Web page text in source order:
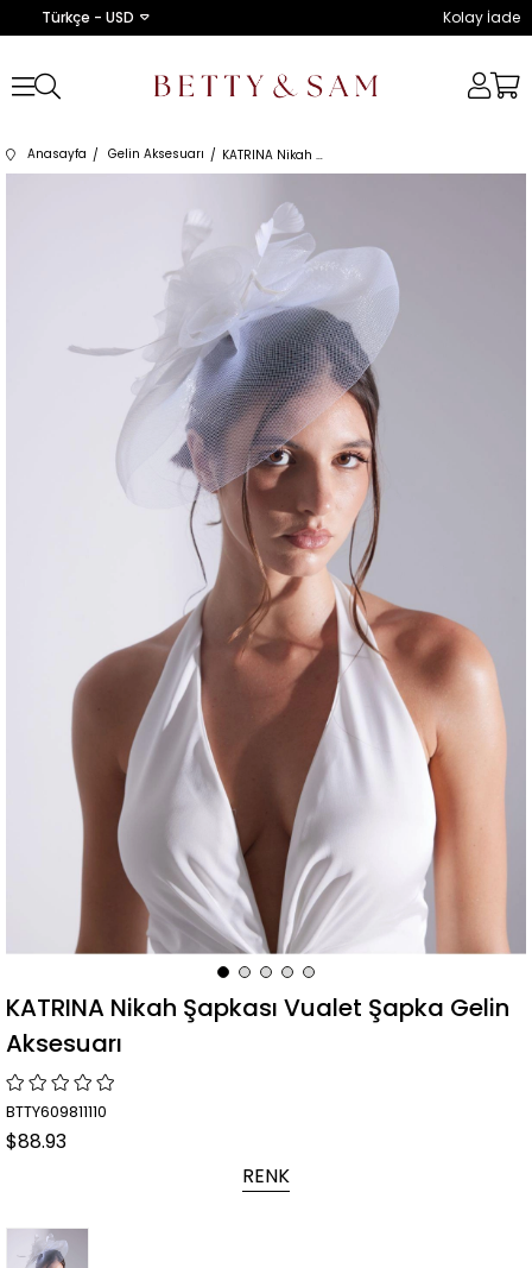
Türkçe - USD Kolay İade
Anasayfa Gelin Aksesuarı KATRINA Nikah Şapkası Vualet Şapka Gelin Aksesuarı
KATRINA Nikah Şapkası Vualet Şapka Gelin
Aksesuarı
BTTY609811110
$88.93
RENK